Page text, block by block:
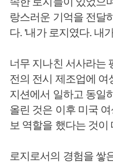
랑스러운 기억을 전달
다. '내가 로지였다. 내
너무 지나친 서사라는
전의 전시 제조업에
지션에서 일하고 동일
올린 것은 이후 미국
보 역할을 했다는 것이
로지로서의 경험을 쌓